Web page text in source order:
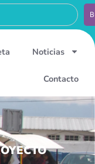
Noticias
Contacto